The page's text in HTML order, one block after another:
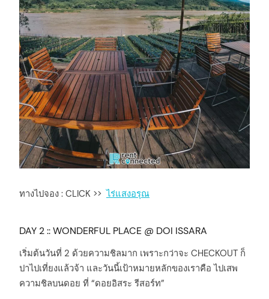
ทางไปจอง : CLICK >>ไร่แสงอรุณ
DAY 2 :: WONDERFUL PLACE @ DOI ISSARA
เริ่มต้นวันที่ 2 ด้วยความชิลมาก เพราะกว่าจะ CHECKOUT ก็
ปาไปเที่ยงแล้วจ้า และวันนี้เป้าหมายหลักของเราคือ ไปเสพ
ความชิลบนดอย ที่ “ดอยอิสระ รีสอร์ท”